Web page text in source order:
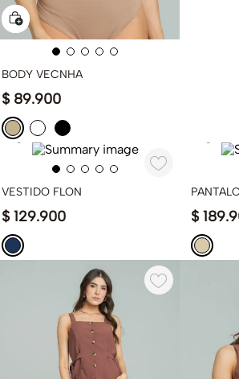
BODY VECNHA
$ 89.900
VESTIDO FLON
$ 129.900 $ 189.